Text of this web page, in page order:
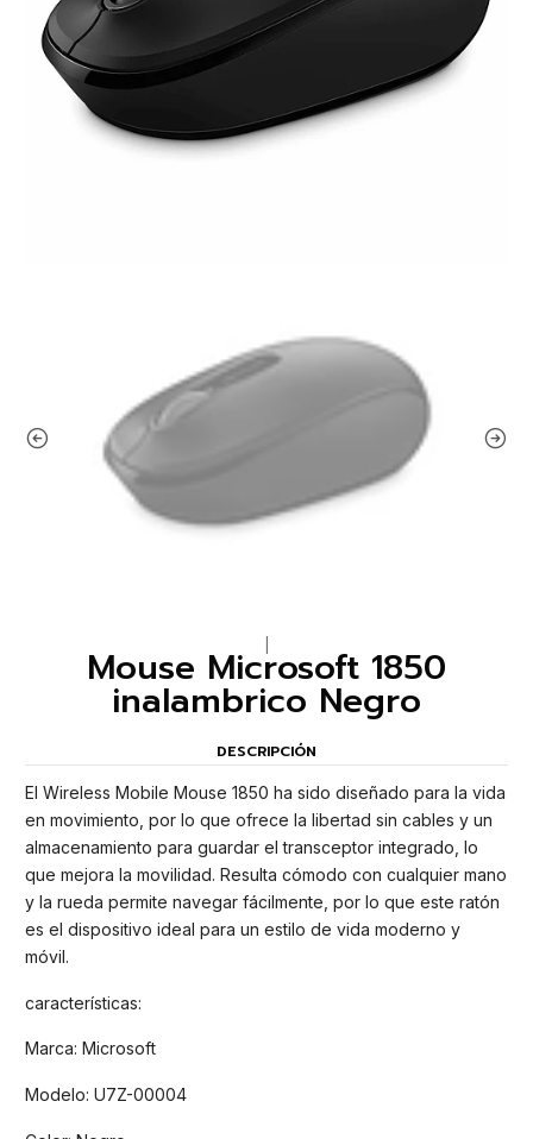
Mouse Microsoft 1850
inalambrico Negro
DESCRIPCIÓN
El Wireless Mobile Mouse 1850 ha sido diseñado para la vida
en movimiento, por lo que ofrece la libertad sin cables y un
almacenamiento para guardar el transceptor integrado, lo
que mejora la movilidad. Resulta cómodo con cualquier mano
y la rueda permite navegar fácilmente, por lo que este ratón
es el dispositivo ideal para un estilo de vida moderno y
móvil.
características:
Marca: Microsoft
Modelo: U7Z-00004